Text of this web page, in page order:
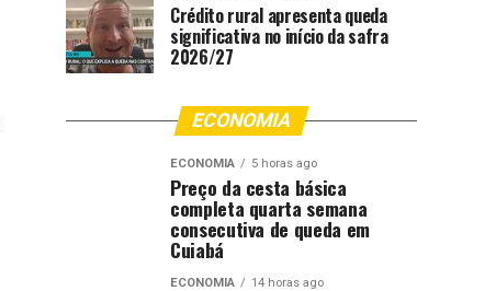
Crédito rural apresenta queda
significativa no início da safra
2026/27
ECONOMIA
ECONOMIA 5 horas ago
Preço da cesta básica
completa quarta semana
consecutiva de queda em
Cuiabá
ECONOMIA 14 horas ago